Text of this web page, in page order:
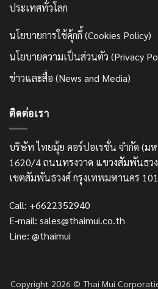
ประเทศทั่วโลก
นโยบายการใช้คุ้กกี้ (Cookies Policy)
นโยบายความเป็นส่วนตัว (Privacy
ข่าวและสื่อ (News and Media)
ติดต่อเรา
บริษัท ไทยมุ้ย คอร์ปอเรชั่น จำกัด (ม
1620/4 ถนนทรงวาด แขวงสัมพันธว
เขตสัมพันธวงศ์ กรุงเทพมหานคร
Call: +6622352940
E-mail: sales@thaimui.co.th
Line: @thaimui
Copyright 2026 © Thai Mui